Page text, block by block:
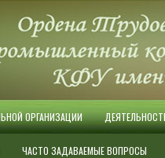
ОРГАНИЗАЦИИ
ЧАСТО ЗАДАВАЕМЫЕ ВОПРОСЫ